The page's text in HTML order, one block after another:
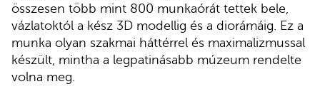
összesen több mint 800 munkaórát tettek bele,
vázlatoktól a kész 3D modellig és a diorámáig. Ez a
munka olyan szakmai háttérrel és maximalizmussal
készült, mintha a legpatinásabb múzeum rendelte
volna meg.